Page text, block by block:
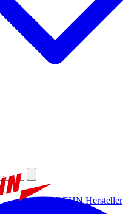
DEHN Hersteller